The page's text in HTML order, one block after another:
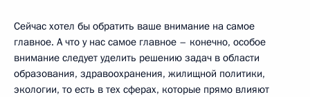
Сейчас хотел бы обратить ваше внимание на самое
главное. А что у нас самое главное – конечно, особое
внимание следует уделить решению задач в области
образования, здравоохранения, жилищной политики,
экологии, то есть в тех сферах, которые прямо влияют